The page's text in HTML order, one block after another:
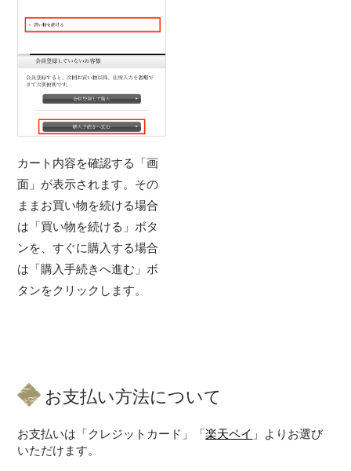
カート内容を確認する「画
面」が表示されます。その
ままお買い物を続ける場合
は「買い物を続ける」ボタ
ンを、すぐに購入する場合
は「購入手続きへ進む」ボ
タンをクリックします。
お支払い方法について
お支払いは「クレジットカード」「楽天ペイ 」よりお選び
いただけます。